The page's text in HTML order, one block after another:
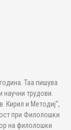
Таа пишува
научни трудови.
Кирил и Методиј“,
при Филолошки
на филолошки